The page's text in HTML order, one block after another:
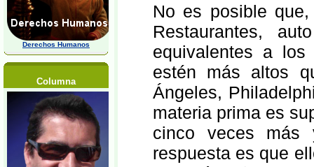
Derechos Humanos
Columna
No es posible
Restaurantes,
equivalentes a
estén más altos
Ángeles,
materia prima es
cinco veces
respuesta es que